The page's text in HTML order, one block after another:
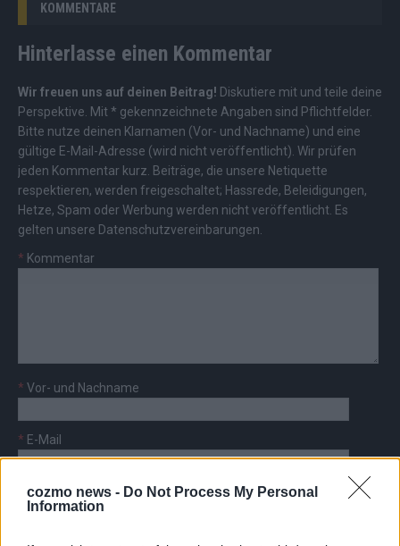
cozmo news - Do Not Process My Personal
Information
KOMMENTARE
Hinterlasse einen Kommentar
Wir freuen uns auf deinen Beitrag! Diskutiere mit und teile deine
Perspektive. Mit * gekennzeichnete Angaben sind Pflichtfelder.
Bitte nutze deinen Klarnamen (Vor- und Nachname) und eine
gültige E-Mail-Adresse (wird nicht veröffentlicht). Wir prüfen
jeden Kommentar kurz. Beiträge, die unsere Netiquette
respektieren, werden freigeschaltet; Hassrede, Beleidigungen,
Hetze, Spam oder Werbung werden nicht veröffentlicht. Es
gelten unsere Datenschutzvereinbarungen.
* Kommentar
* Vor- und Nachname
* E-Mail